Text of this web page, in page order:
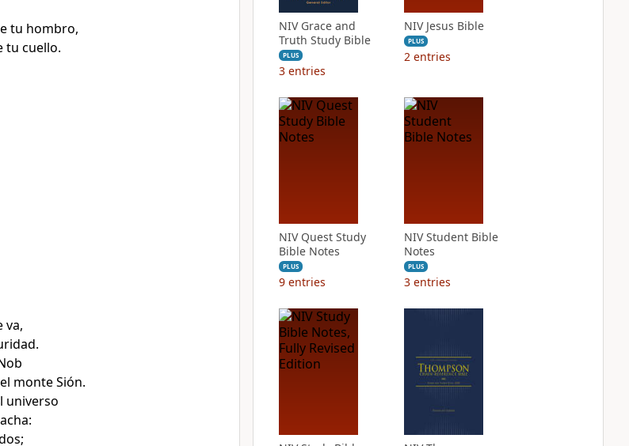
tu hombro,
tu cuello.
va,
monte Sión.
universo
NIV Grace and
Truth Study Bible
PLUS
3 entries
NIV Jesus Bible
PLUS
2 entries
NIV Quest Study
Bible Notes
PLUS
9 entries
NIV Student Bible
Notes
PLUS
3 entries